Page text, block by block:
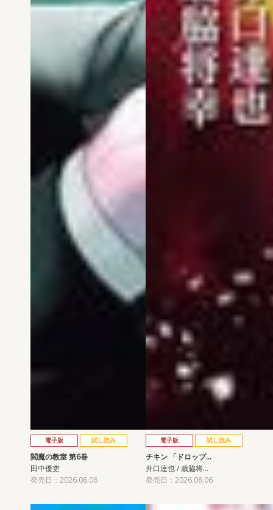
電子版 試し読み
閻魔の教室 第6巻
田中優吏
発売日：2026.08.06
電子版 試し読み
チキン 「ドロップ…
井口達也 / 歳脇将…
発売日：2026.08.06